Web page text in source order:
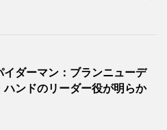
イダーマン：ブランニューデ
ハンドのリーダー役が明らか